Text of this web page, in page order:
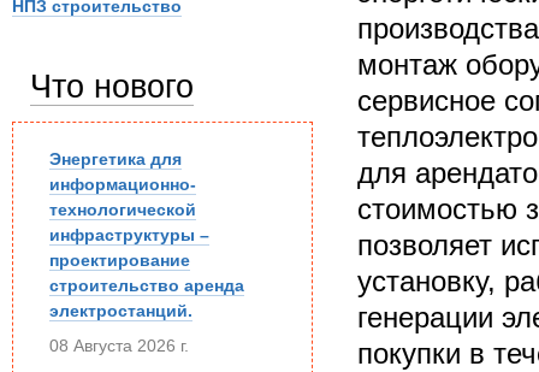
НПЗ строительство
Что нового
Энергетика для
информационно-
технологической
инфраструктуры –
проектирование
строительство аренда
электростанций.
08 Августа 2026 г.
монтаж
сервисное
для
стоимостью
позволяет
установку,
генерации
покупки в